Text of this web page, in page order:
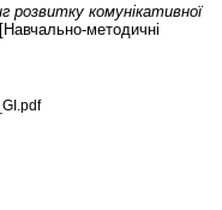
розвитку комунікативної
[Навчально-методичні